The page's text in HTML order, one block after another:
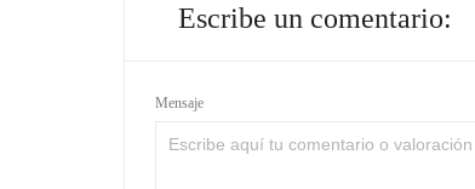
Escribe un comentario:
Mensaje